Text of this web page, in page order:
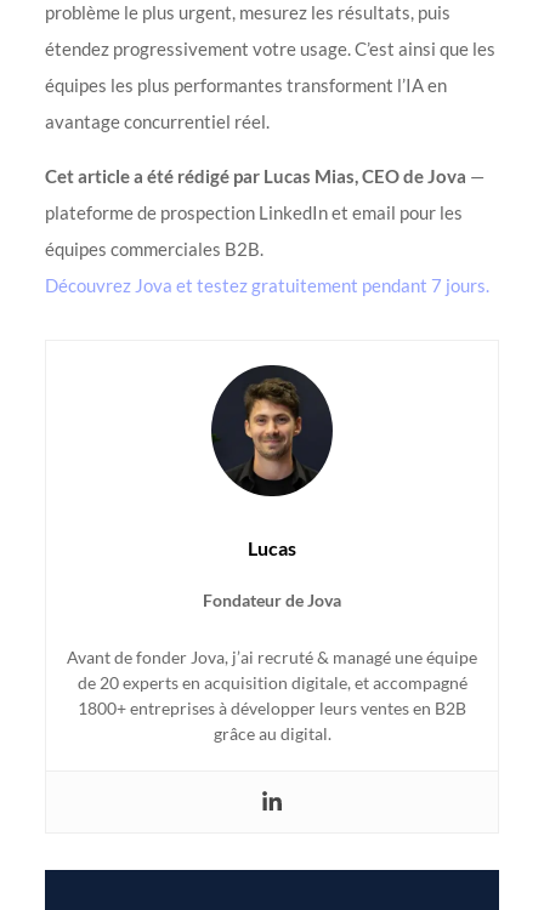
problème le plus urgent, mesurez les résultats, puis
étendez progressivement votre usage. C’est ainsi que les
équipes les plus performantes transforment l’IA en
avantage concurrentiel réel.
Cet article a été rédigé par Lucas Mias, CEO de Jova —
plateforme de prospection LinkedIn et email pour les
équipes commerciales B2B.
Découvrez Jova et testez gratuitement pendant 7 jours.
Lucas
Fondateur de Jova
Avant de fonder Jova, j’ai recruté & managé une équipe
de 20 experts en acquisition digitale, et accompagné
1800+ entreprises à développer leurs ventes en B2B
grâce au digital.